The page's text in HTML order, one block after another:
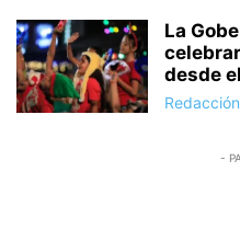
La
desde
-